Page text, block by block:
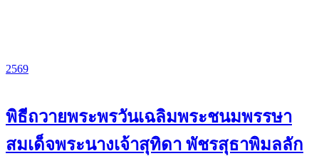
2569
พิธีถวายพระพรวันเฉลิมพระชนมพรรษา
สมเด็จพระนางเจ้าสุทิดา พัชรสุธาพิมลลัก